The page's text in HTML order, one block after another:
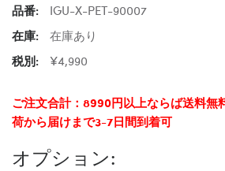
品番:
IGU-X-PET-90007
在庫:
在庫あり
税別:
¥4,990
ご注文合計：8990円以上ならば送料無
荷から届けまで3-7日間到着可
オプション: